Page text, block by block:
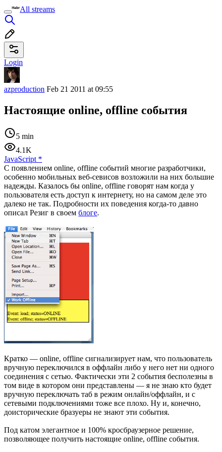
All streams
Login
azproduction Feb 21 2011 at 09:55
Настоящие online, offline события
5 min
4.1K
JavaScript *
С появлением online, offline событий многие разработчики,
особенно мобильных веб-севисов возложили на них большие
надежды. Казалось бы online, offline говорят нам когда у
пользователя есть доступ к интернету, но на самом деле это
далеко не так. Подробности их поведения когда-то давно
описал Резиг в своем блоге.
Кратко — online, offline сигнализирует нам, что пользователь
вручную переключился в оффлайн либо у него нет ни одного
соединения с сетью. Фактически эти 2 события бесполезны в
том виде в котором они представлены — я не знаю кто будет
вручную переключать таб в режим онлайн/оффлайн, и с
сетевыми подключениями тоже все плохо. Ну и, конечно,
доисторические бразуеры не знают эти события.
Под катом элегантное и 100% кросбраузерное решение,
позволяющее получить настоящие online, offline события.